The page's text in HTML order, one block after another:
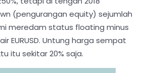
(pengurangan equity) sejumlah
meredam status floating minus
EURUSD. Untung harga sempat
itu sekitar 20% saja.